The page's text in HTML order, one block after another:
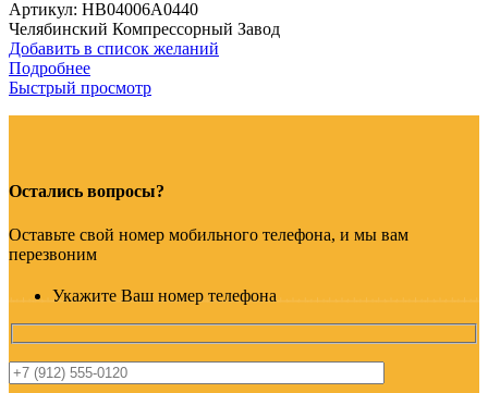
Артикул: HB04006A0440
Челябинский Компрессорный Завод
Добавить в список желаний
Подробнее
Быстрый просмотр
Остались вопросы?
Оставьте свой номер мобильного телефона, и мы вам
перезвоним
Укажите Ваш номер телефона